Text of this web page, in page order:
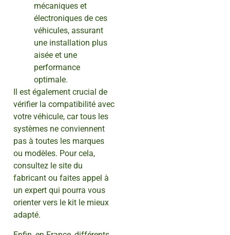
mécaniques et
électroniques de ces
véhicules, assurant
une installation plus
aisée et une
performance
optimale.
Il est également crucial de
vérifier la compatibilité avec
votre véhicule, car tous les
systèmes ne conviennent
pas à toutes les marques
ou modèles. Pour cela,
consultez le site du
fabricant ou faites appel à
un expert qui pourra vous
orienter vers le kit le mieux
adapté.